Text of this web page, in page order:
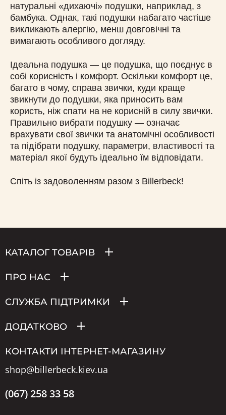
натуральні «дихаючі» подушки, наприклад, з
бамбука. Однак, такі подушки набагато частіше
викликають алергію, менш довговічні та
вимагають особливого догляду.
Ідеальна подушка — це подушка, що поєднує в
собі корисність і комфорт. Оскільки комфорт це,
багато в чому, справа звички, куди краще
звикнути до подушки, яка приносить вам
користь, ніж спати на не корисній в силу звички.
Правильно вибрати подушку — означає
врахувати свої звички та анатомічні особливості
та підібрати подушку, параметри, властивості та
матеріал якої будуть ідеально їм відповідати.
Спіть із задоволенням разом з Billerbeck!
КАТАЛОГ ТОВАРІВ
ПРО НАС
СЛУЖБА ПІДТРИМКИ
ДОДАТКОВО
КОНТАКТИ ІНТЕРНЕТ-МАГАЗИНУ
shop@billerbeck.kiev.ua
(067) 258 33 58